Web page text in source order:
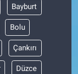
Bayburt
Bolu
Çankırı
Düzce